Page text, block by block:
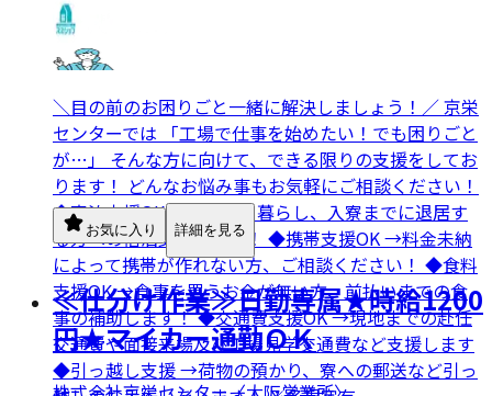
＼目の前のお困りごと一緒に解決しましょう！／ 京栄
センターでは 「工場で仕事を始めたい！でも困りごと
が…」 そんな方に向けて、できる限りの支援をしてお
ります！ どんなお悩み事もお気軽にご相談ください！
◆宿泊支援OK →ネカフェ暮らし、入寮までに退居す
る方への宿泊支援します！ ◆携帯支援OK →料金未納
によって携帯が作れない方、ご相談ください！ ◆食料
支援OK →食事を買うお金が無い方、前払いまでの食
事の補助します！ ◆交通費支援OK →現地までの赴任
交通費や面接来場及び工場見学交通費など支援します
◆引っ越し支援 →荷物の預かり、寮への郵送など引っ
お気に入り 詳細を見る
≪仕分け作業≫日勤専属★時給1200
円★マイカー通勤ＯＫ